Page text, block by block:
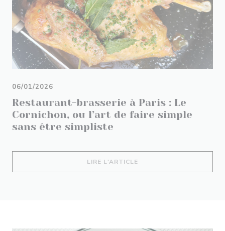
Restaurant-brasserie à Paris : Le
Cornichon, ou l’art de faire simple
sans être simpliste
06/01/2026
LIRE L'ARTICLE